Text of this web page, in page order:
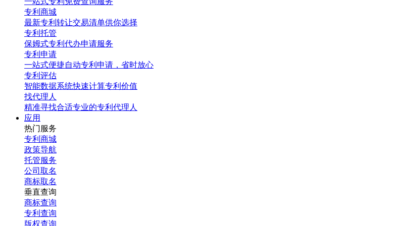
专利商城
最新专利转让交易清单供你选择
专利托管
保姆式专利代办申请服务
专利申请
一站式便捷自动专利申请，省时放心
专利评估
智能数据系统快速计算专利价值
找代理人
精准寻找合适专业的专利代理人
应用
热门服务
专利商城
政策导航
托管服务
公司取名
商标取名
垂直查询
商标查询
专利查询
版权查询